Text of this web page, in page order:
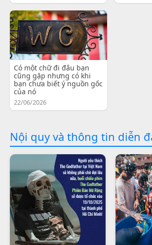
Có một chữ đi đâu bạn
cũng gặp nhưng có khi
bạn chưa biết ý nguồn gốc
của nó
22/06/2026
Nội quy và thông tin diễn